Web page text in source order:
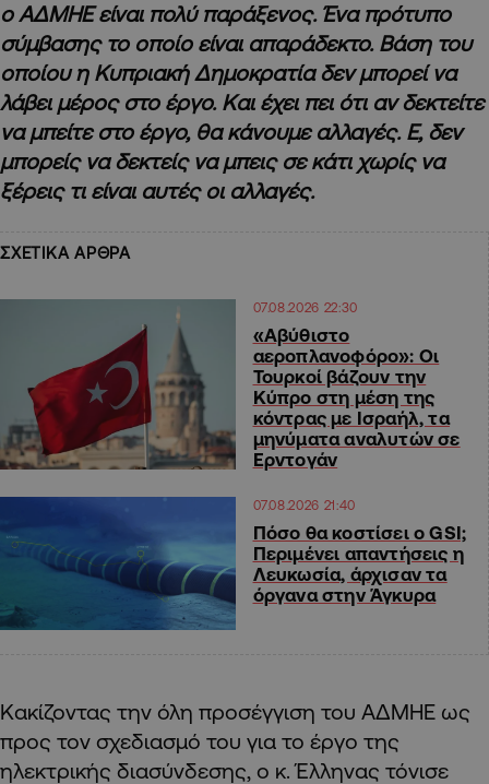
ο ΑΔΜΗΕ είναι πολύ παράξενος. Ένα πρότυπο
σύμβασης το οποίο είναι απαράδεκτο. Βάση του
οποίου η Κυπριακή Δημοκρατία δεν μπορεί να
λάβει μέρος στο έργο. Και έχει πει ότι αν δεκτείτε
να μπείτε στο έργο, θα κάνουμε αλλαγές. Ε, δεν
μπορείς να δεκτείς να μπεις σε κάτι χωρίς να
ξέρεις τι είναι αυτές οι αλλαγές.
ΣΧΕΤΙΚΑ ΑΡΘΡΑ
07.08.2026 22:30
«Αβύθιστο
αεροπλανοφόρο»: Οι
Τουρκοί βάζουν την
Κύπρο στη μέση της
κόντρας με Ισραήλ, τα
μηνύματα αναλυτών σε
Ερντογάν
07.08.2026 21:40
Πόσο θα κοστίσει ο GSI;
Περιμένει απαντήσεις η
Λευκωσία, άρχισαν τα
όργανα στην Άγκυρα
Κακίζοντας την όλη προσέγγιση του ΑΔΜΗΕ ως
προς τον σχεδιασμό του για το έργο της
ηλεκτρικής διασύνδεσης, ο κ. Έλληνας τόνισε